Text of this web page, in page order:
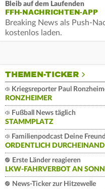
Bleib auf dem Laufenden
FFH-NACHRICHTEN-APP
Breaking News als Push-
kostenlos laden.
THEMEN-TICKER
Kriegsreporter Paul
RONZHEIMER
Fußball News täglich
STAMMPLATZ
Familienpodcast Deine
ORDENTLICH
Erste Länder reagieren
LKW-FAHRVERBOT AN
News-Ticker zur Hitzewelle